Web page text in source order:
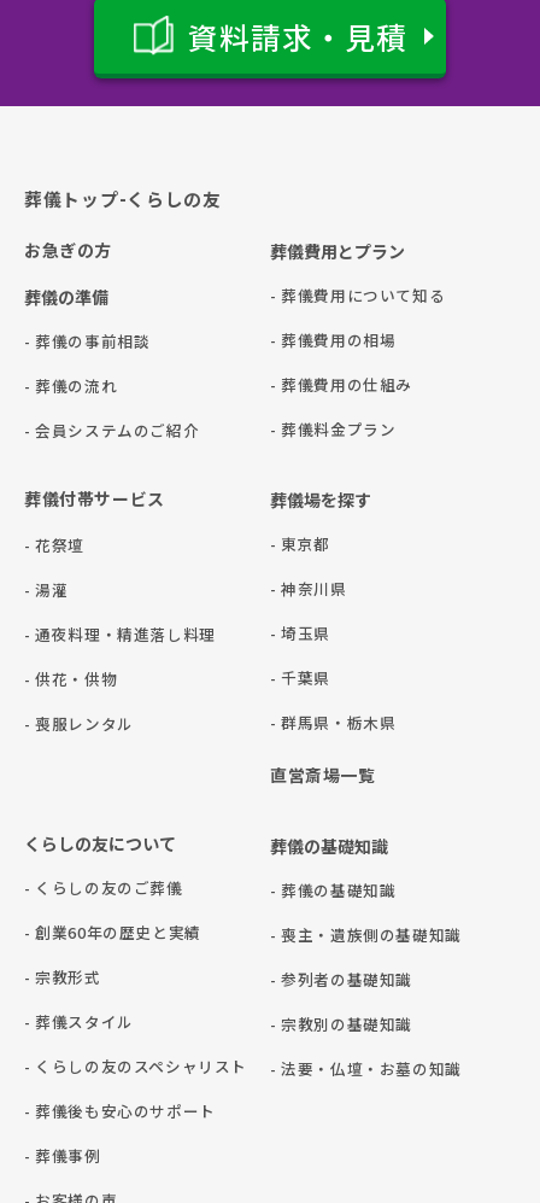
資料請求・見積
葬儀トップ-くらしの友
お急ぎの方
葬儀の準備
- 葬儀の事前相談
- 葬儀の流れ
- 会員システムのご紹介
葬儀費用とプラン
- 葬儀費用について知る
- 葬儀費用の相場
- 葬儀費用の仕組み
- 葬儀料金プラン
葬儀付帯サービス
- 花祭壇
- 湯灌
- 通夜料理・精進落し料理
- 供花・供物
- 喪服レンタル
葬儀場を探す
- 東京都
- 神奈川県
- 埼玉県
- 千葉県
- 群⾺県・栃⽊県
直営斎場一覧
くらしの友について
- くらしの友のご葬儀
- 創業60年の歴史と実績
- 宗教形式
- 葬儀スタイル
- くらしの友のスペシャリスト
- 葬儀後も安心のサポート
- 葬儀事例
葬儀の基礎知識
- 葬儀の基礎知識
- 喪主・遺族側の基礎知識
- 参列者の基礎知識
- 宗教別の基礎知識
- 法要・仏壇・お墓の知識